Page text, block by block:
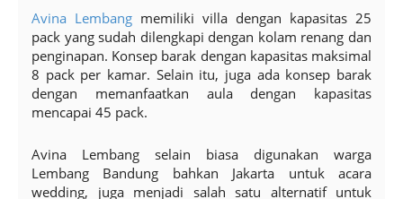
Avina Lembang memiliki villa dengan kapasitas 25
pack yang sudah dilengkapi dengan kolam renang dan
penginapan. Konsep barak dengan kapasitas maksimal
8 pack per kamar. Selain itu, juga ada konsep barak
dengan memanfaatkan aula dengan kapasitas
mencapai 45 pack.
Avina Lembang selain biasa digunakan warga
Lembang Bandung bahkan Jakarta untuk acara
wedding, juga menjadi salah satu alternatif untuk